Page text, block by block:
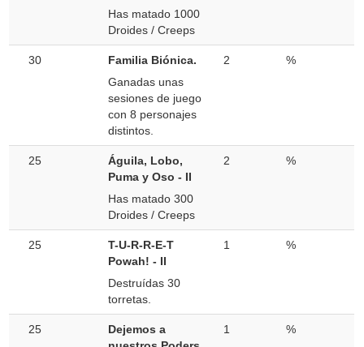
Has matado 1000
Droides / Creeps
30
Familia Biónica.
Ganadas unas
sesiones de juego
con 8 personajes
distintos.
2 %
25
Águila, Lobo,
Puma y Oso - II
Has matado 300
Droides / Creeps
2 %
25
T-U-R-R-E-T
Powah! - II
Destruídas 30
torretas.
1 %
25
Dejemos a
1 %